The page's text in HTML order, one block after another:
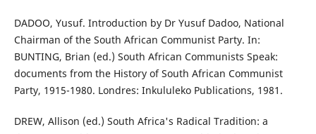
DADOO, Yusuf. Introduction by Dr Yusuf Dadoo, National
Chairman of the South African Communist Party. In:
BUNTING, Brian (ed.) South African Communists Speak:
documents from the History of South African Communist
Party, 1915-1980. Londres: Inkululeko Publications, 1981.
DREW, Allison (ed.) South Africa's Radical Tradition: a